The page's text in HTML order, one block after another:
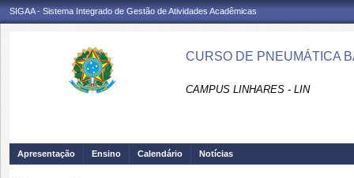
SIGAA - Sistema Integrado de Gestão de Atividades Acadêmicas
CURSO DE PNEUMÁTICA
CAMPUS LINHARES - LIN
Apresentação Ensino Calendário Notícias